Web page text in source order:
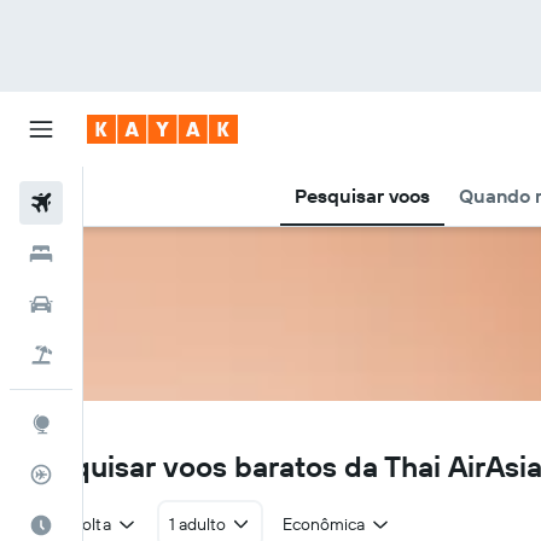
Pesquisar voos Quando
Rastreador de voos
Quando ir
XJ
Pesquisar voos baratos da Thai
Ida e volta 1 adulto Econômica